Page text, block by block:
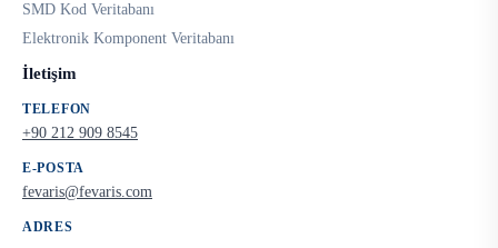
SMD Kod Veritabanı
Elektronik Komponent Veritabanı
İletişim
TELEFON
+90 212 909 8545
E-POSTA
fevaris@fevaris.com
ADRES